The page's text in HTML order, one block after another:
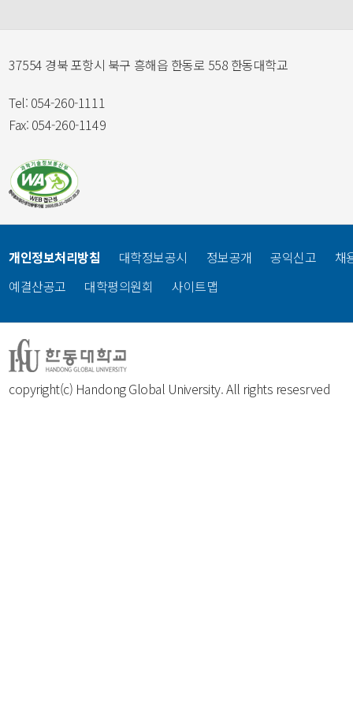
37554 경북 포항시 북구 흥해읍 한동로 558 한동대학교
Tel: 054-260-1111
Fax: 054-260-1149
copyright(c) Handong Global University. All rights resesrved
개인정보처리방침 대학정보공시 정보공개 공익신고
채
예결산공고
대학평의원회 사이트맵